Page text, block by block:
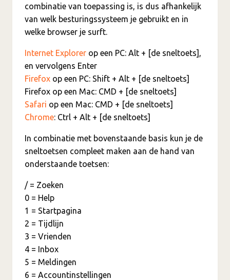
combinatie van toepassing is, is dus afhankelijk
van welk besturingssysteem je gebruikt en in
welke browser je surft.
Internet Explorer op een PC: Alt + [de sneltoets],
en vervolgens Enter
Firefox op een PC: Shift + Alt + [de sneltoets]
Firefox op een Mac: CMD + [de sneltoets]
Safari op een Mac: CMD + [de sneltoets]
Chrome: Ctrl + Alt + [de sneltoets]
In combinatie met bovenstaande basis kun je de
sneltoetsen compleet maken aan de hand van
onderstaande toetsen:
/ = Zoeken
0 = Help
1 = Startpagina
2 = Tijdlijn
3 = Vrienden
4 = Inbox
5 = Meldingen
6 = Accountinstellingen